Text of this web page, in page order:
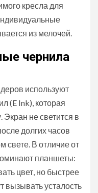
кресла для
из мелочей.
чернила
используют
(E Ink), которая
не светится в
долгих часов
свете. В отличие от
планшеты:
цвет, но быстрее
вызывать усталость